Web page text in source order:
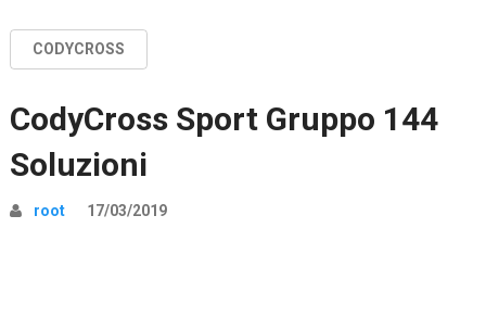
CODYCROSS
CodyCross Sport Gruppo 144
Soluzioni
root 17/03/2019